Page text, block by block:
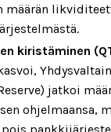
määrän
kiristäminen
jatkoi
ohjelmaansa,